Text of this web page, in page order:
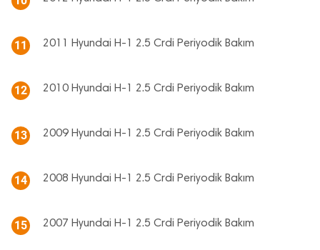
11 2011 Hyundai H-1 2.5 Crdi Periyodik Bakım
12 2010 Hyundai H-1 2.5 Crdi Periyodik Bakım
13 2009 Hyundai H-1 2.5 Crdi Periyodik Bakım
14 2008 Hyundai H-1 2.5 Crdi Periyodik Bakım
15 2007 Hyundai H-1 2.5 Crdi Periyodik Bakım